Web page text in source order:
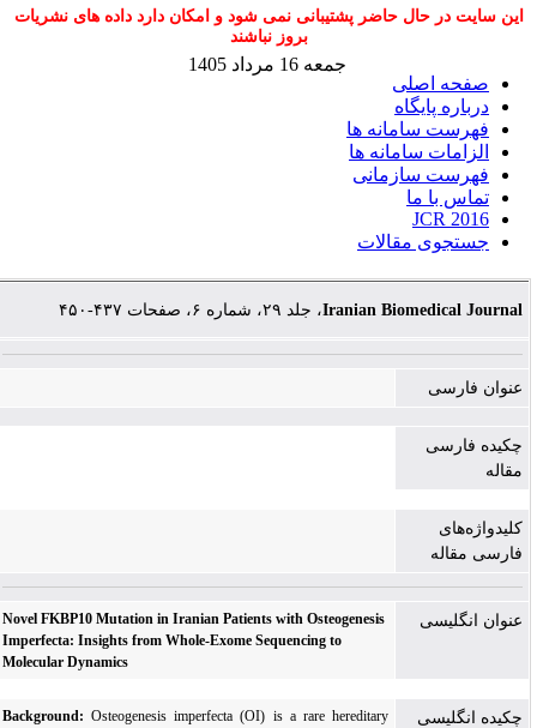
این سایت در حال حاضر پشتیبانی نمی شود و امکان دارد داده های نشریات
بروز نباشند
صفحه اصلی
درباره پایگاه
فهرست سامانه ها
الزامات سامانه ها
فهرست سازمانی
تماس با ما
JCR 2016
جستجوی مقالات
جمعه 16 مرداد 1405
Iranian Biomedical Journal، جلد ۲۹، شماره ۶، صفحات ۴۳۷-۴۵۰
عنوان فارسی
چکیده فارسی
مقاله
کلیدواژه‌های
فارسی مقاله
عنوان انگلیسی
Novel FKBP10 Mutation in Iranian Patients with Osteogenesis
Imperfecta: Insights from Whole-Exome Sequencing to
Molecular Dynamics
چکیده انگلیسی
Background:Osteogenesis imperfecta (OI) is a rare hereditary